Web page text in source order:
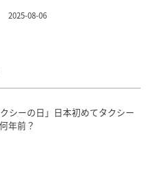
2025-08-06
シーの日」日本初めてタクシー
年前？